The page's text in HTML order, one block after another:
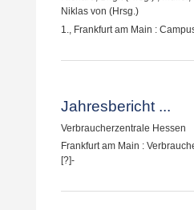
Niklas von (Hrsg.)
1., Frankfurt am Main :
Jahresbericht ...
Verbraucherzentrale Hessen
Frankfurt am Main :
[?]-